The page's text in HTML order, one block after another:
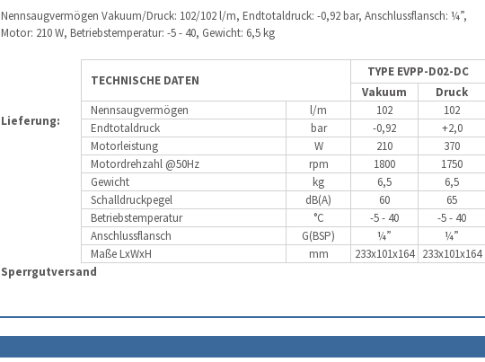
Nennsaugvermögen Vakuum/Druck: 102/102 l/m, Endtotaldruck: -0,92 bar, Anschlussflansch: ¼”,
Motor: 210 W, Betriebstemperatur: -5 - 40, Gewicht: 6,5 kg
TECHNISCHE DATEN
TYPE EVPP-D02-DC
Vakuum
Druck
Nennsaugvermögen
l/m 102
102
Endtotaldruck
bar -0,92
+2,0
Motorleistung
W 210
370
Motordrehzahl @50Hz
rpm 1800
1750
Gewicht
kg 6,5
6,5
Schalldruckpegel
dB(A) 60
65
Betriebstemperatur
°C -5 - 40
-5 - 40
Anschlussflansch
G(BSP) ¼”
¼”
Maße LxWxH
mm 233x101x164 233x101x164
Lieferung:
Sperrgutversand